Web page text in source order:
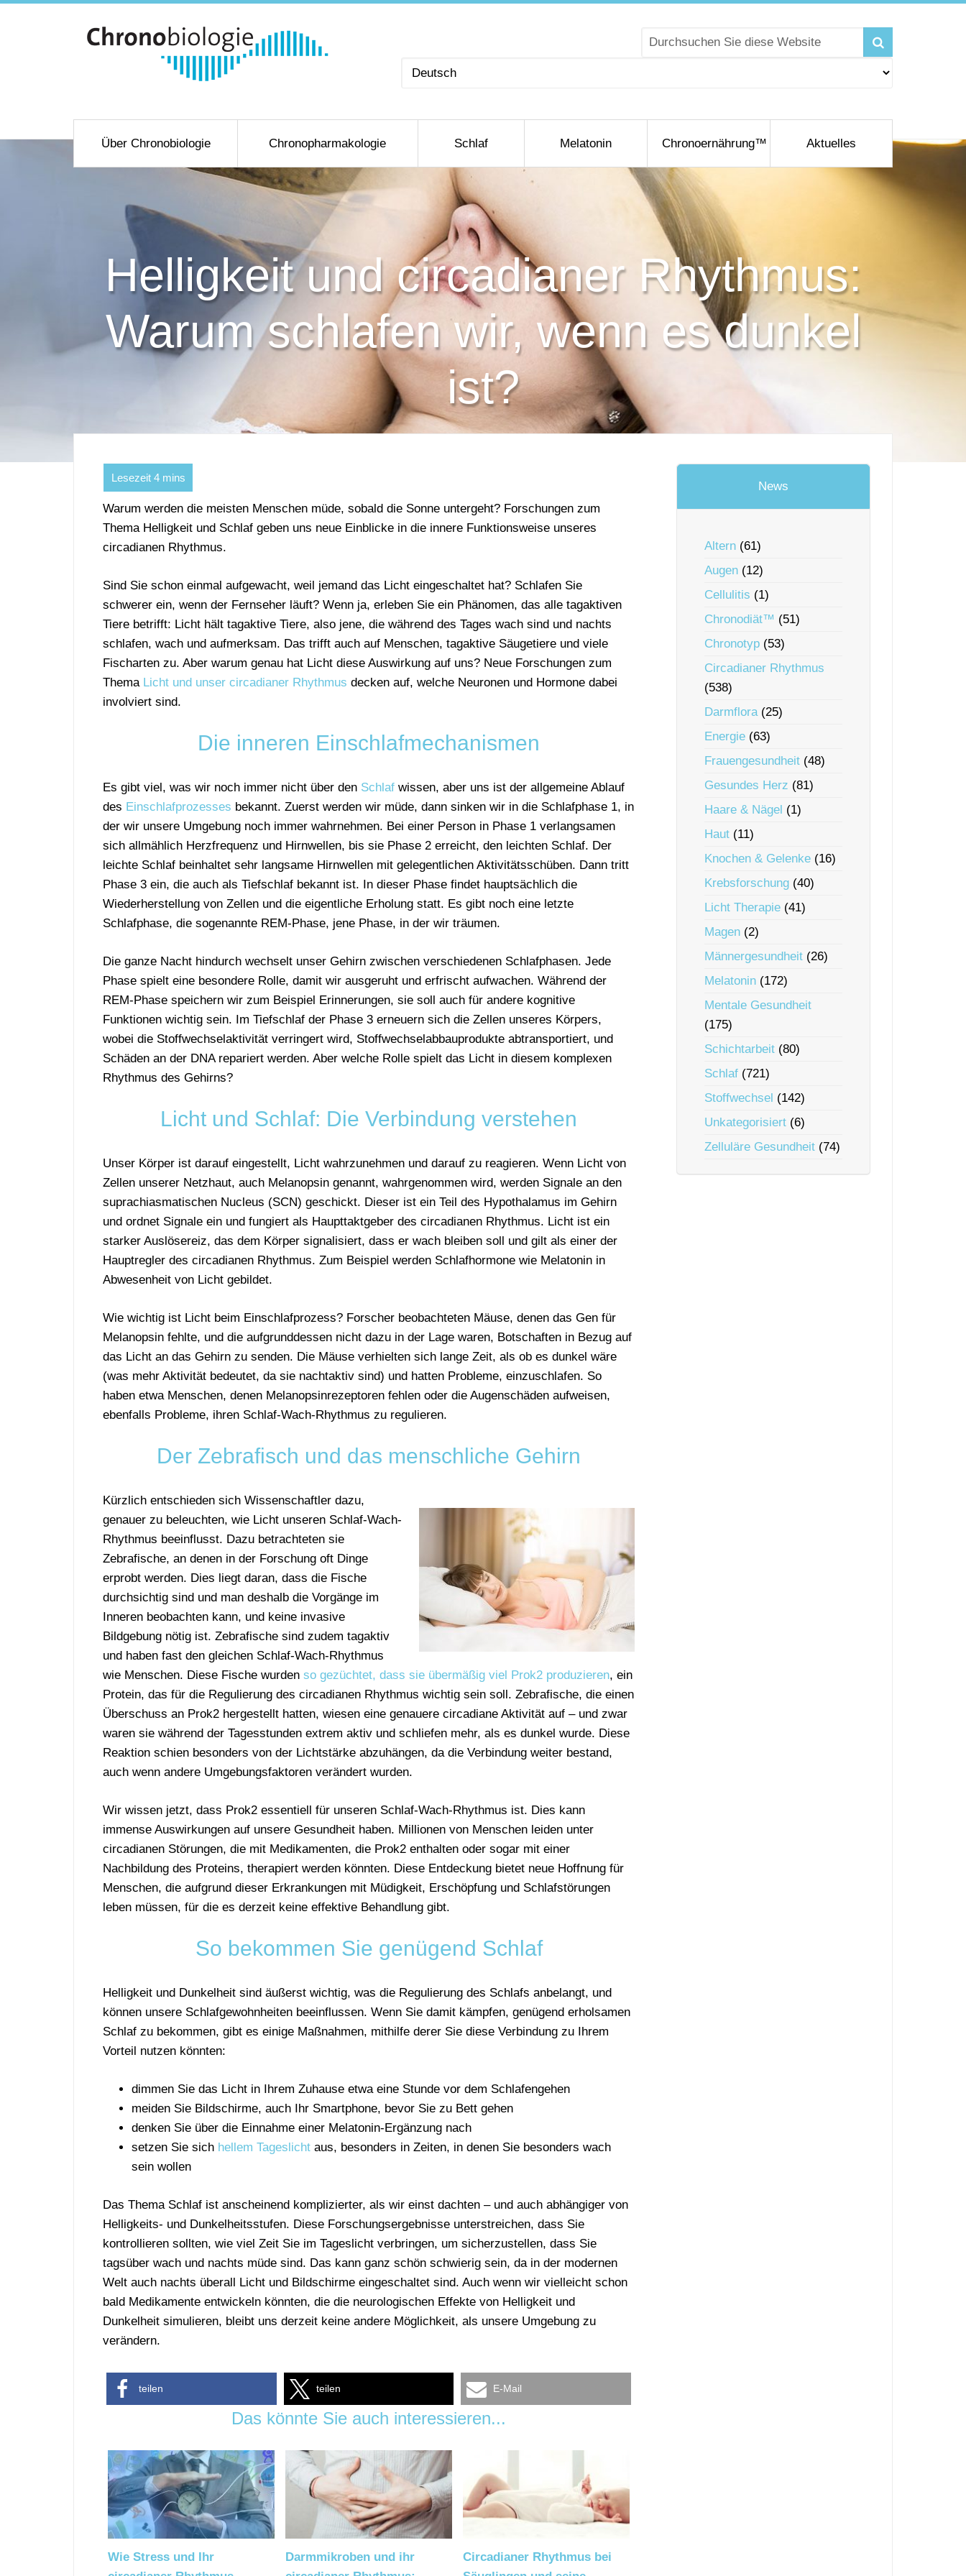
Sprache
Über Chronobiologie Chronopharmakologie Schlaf Melatonin Chronoernährung™ Aktuelles
Helligkeit und circadianer Rhythmus:
Warum schlafen wir, wenn es dunkel
ist?
Warum werden die meisten Menschen müde, sobald die Sonne untergeht? Forschungen zum
Thema Helligkeit und Schlaf geben uns neue Einblicke in die innere Funktionsweise unseres
circadianen Rhythmus.
Sind Sie schon einmal aufgewacht, weil jemand das Licht eingeschaltet hat? Schlafen Sie
schwerer ein, wenn der Fernseher läuft? Wenn ja, erleben Sie ein Phänomen, das alle tagaktiven
Tiere betrifft: Licht hält tagaktive Tiere, also jene, die während des Tages wach sind und nachts
schlafen, wach und aufmerksam. Das trifft auch auf Menschen, tagaktive Säugetiere und viele
Fischarten zu. Aber warum genau hat Licht diese Auswirkung auf uns? Neue Forschungen zum
Thema Licht und unser circadianer Rhythmus decken auf, welche Neuronen und Hormone dabei
involviert sind.
Die inneren Einschlafmechanismen
Es gibt viel, was wir noch immer nicht über den Schlaf wissen, aber uns ist der allgemeine Ablauf
des Einschlafprozesses bekannt. Zuerst werden wir müde, dann sinken wir in die Schlafphase 1, in
der wir unsere Umgebung noch immer wahrnehmen. Bei einer Person in Phase 1 verlangsamen
sich allmählich Herzfrequenz und Hirnwellen, bis sie Phase 2 erreicht, den leichten Schlaf. Der
leichte Schlaf beinhaltet sehr langsame Hirnwellen mit gelegentlichen Aktivitätsschüben. Dann tritt
Phase 3 ein, die auch als Tiefschlaf bekannt ist. In dieser Phase findet hauptsächlich die
Wiederherstellung von Zellen und die eigentliche Erholung statt. Es gibt noch eine letzte
Schlafphase, die sogenannte REM-Phase, jene Phase, in der wir träumen.
Die ganze Nacht hindurch wechselt unser Gehirn zwischen verschiedenen Schlafphasen. Jede
Phase spielt eine besondere Rolle, damit wir ausgeruht und erfrischt aufwachen. Während der
REM-Phase speichern wir zum Beispiel Erinnerungen, sie soll auch für andere kognitive
Funktionen wichtig sein. Im Tiefschlaf der Phase 3 erneuern sich die Zellen unseres Körpers,
wobei die Stoffwechselaktivität verringert wird, Stoffwechselabbauprodukte abtransportiert, und
Schäden an der DNA repariert werden. Aber welche Rolle spielt das Licht in diesem komplexen
Rhythmus des Gehirns?
Licht und Schlaf: Die Verbindung verstehen
Unser Körper ist darauf eingestellt, Licht wahrzunehmen und darauf zu reagieren. Wenn Licht von
Zellen unserer Netzhaut, auch Melanopsin genannt, wahrgenommen wird, werden Signale an den
suprachiasmatischen Nucleus (SCN) geschickt. Dieser ist ein Teil des Hypothalamus im Gehirn
und ordnet Signale ein und fungiert als Haupttaktgeber des circadianen Rhythmus. Licht ist ein
starker Auslösereiz, das dem Körper signalisiert, dass er wach bleiben soll und gilt als einer der
Hauptregler des circadianen Rhythmus. Zum Beispiel werden Schlafhormone wie Melatonin in
Abwesenheit von Licht gebildet.
Wie wichtig ist Licht beim Einschlafprozess? Forscher beobachteten Mäuse, denen das Gen für
Melanopsin fehlte, und die aufgrunddessen nicht dazu in der Lage waren, Botschaften in Bezug auf
das Licht an das Gehirn zu senden. Die Mäuse verhielten sich lange Zeit, als ob es dunkel wäre
(was mehr Aktivität bedeutet, da sie nachtaktiv sind) und hatten Probleme, einzuschlafen. So
haben etwa Menschen, denen Melanopsinrezeptoren fehlen oder die Augenschäden aufweisen,
ebenfalls Probleme, ihren Schlaf-Wach-Rhythmus zu regulieren.
Der Zebrafisch und das menschliche Gehirn
Kürzlich entschieden sich Wissenschaftler dazu,
genauer zu beleuchten, wie Licht unseren Schlaf-Wach-
Rhythmus beeinflusst. Dazu betrachteten sie
Zebrafische, an denen in der Forschung oft Dinge
erprobt werden. Dies liegt daran, dass die Fische
durchsichtig sind und man deshalb die Vorgänge im
Inneren beobachten kann, und keine invasive
Bildgebung nötig ist. Zebrafische sind zudem tagaktiv
und haben fast den gleichen Schlaf-Wach-Rhythmus
wie Menschen. Diese Fische wurden so gezüchtet, dass sie übermäßig viel Prok2 produzieren, ein
Protein, das für die Regulierung des circadianen Rhythmus wichtig sein soll. Zebrafische, die einen
Überschuss an Prok2 hergestellt hatten, wiesen eine genauere circadiane Aktivität auf – und zwar
waren sie während der Tagesstunden extrem aktiv und schliefen mehr, als es dunkel wurde. Diese
Reaktion schien besonders von der Lichtstärke abzuhängen, da die Verbindung weiter bestand,
auch wenn andere Umgebungsfaktoren verändert wurden.
Wir wissen jetzt, dass Prok2 essentiell für unseren Schlaf-Wach-Rhythmus ist. Dies kann
immense Auswirkungen auf unsere Gesundheit haben. Millionen von Menschen leiden unter
circadianen Störungen, die mit Medikamenten, die Prok2 enthalten oder sogar mit einer
Nachbildung des Proteins, therapiert werden könnten. Diese Entdeckung bietet neue Hoffnung für
Menschen, die aufgrund dieser Erkrankungen mit Müdigkeit, Erschöpfung und Schlafstörungen
leben müssen, für die es derzeit keine effektive Behandlung gibt.
So bekommen Sie genügend Schlaf
Helligkeit und Dunkelheit sind äußerst wichtig, was die Regulierung des Schlafs anbelangt, und
können unsere Schlafgewohnheiten beeinflussen. Wenn Sie damit kämpfen, genügend erholsamen
Schlaf zu bekommen, gibt es einige Maßnahmen, mithilfe derer Sie diese Verbindung zu Ihrem
Vorteil nutzen könnten:
dimmen Sie das Licht in Ihrem Zuhause etwa eine Stunde vor dem Schlafengehen
meiden Sie Bildschirme, auch Ihr Smartphone, bevor Sie zu Bett gehen
denken Sie über die Einnahme einer Melatonin-Ergänzung nach
setzen Sie sich hellem Tageslicht aus, besonders in Zeiten, in denen Sie besonders wach
sein wollen
Das Thema Schlaf ist anscheinend komplizierter, als wir einst dachten – und auch abhängiger von
Helligkeits- und Dunkelheitsstufen. Diese Forschungsergebnisse unterstreichen, dass Sie
kontrollieren sollten, wie viel Zeit Sie im Tageslicht verbringen, um sicherzustellen, dass Sie
tagsüber wach und nachts müde sind. Das kann ganz schön schwierig sein, da in der modernen
Welt auch nachts überall Licht und Bildschirme eingeschaltet sind. Auch wenn wir vielleicht schon
bald Medikamente entwickeln könnten, die die neurologischen Effekte von Helligkeit und
Dunkelheit simulieren, bleibt uns derzeit keine andere Möglichkeit, als unsere Umgebung zu
verändern.
teilen teilen E-Mail
Das könnte Sie auch interessieren...
Wie Stress und Ihr
Darmmikroben und ihr
Circadianer Rhythmus bei
News
Altern (61)
Augen (12)
Cellulitis (1)
Chronodiät™ (51)
Chronotyp (53)
Circadianer Rhythmus
(538)
Darmflora(25)
Energie (63)
Frauengesundheit (48)
Gesundes Herz (81)
Haare & Nägel (1)
Haut (11)
Knochen & Gelenke (16)
Krebsforschung (40)
Licht Therapie (41)
Magen (2)
Männergesundheit (26)
Melatonin (172)
Mentale Gesundheit
(175)
Schichtarbeit (80)
Schlaf (721)
Stoffwechsel (142)
Unkategorisiert (6)
Zelluläre Gesundheit (74)